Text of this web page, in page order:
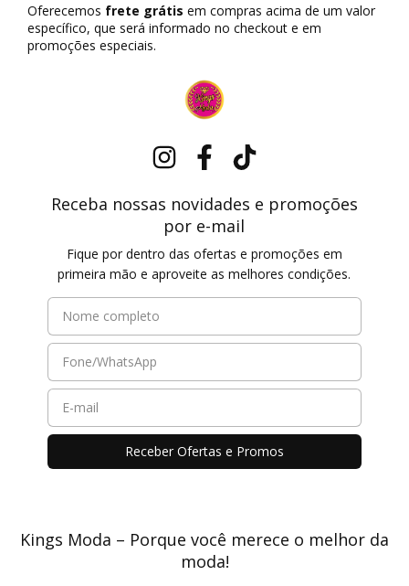
Oferecemos frete grátis em compras acima de um valor
específico, que será informado no checkout e em
promoções especiais.
Receba nossas novidades e promoções
por e-mail
Fique por dentro das ofertas e promoções em
primeira mão e aproveite as melhores condições.
Kings Moda – Porque você merece o melhor da
moda!